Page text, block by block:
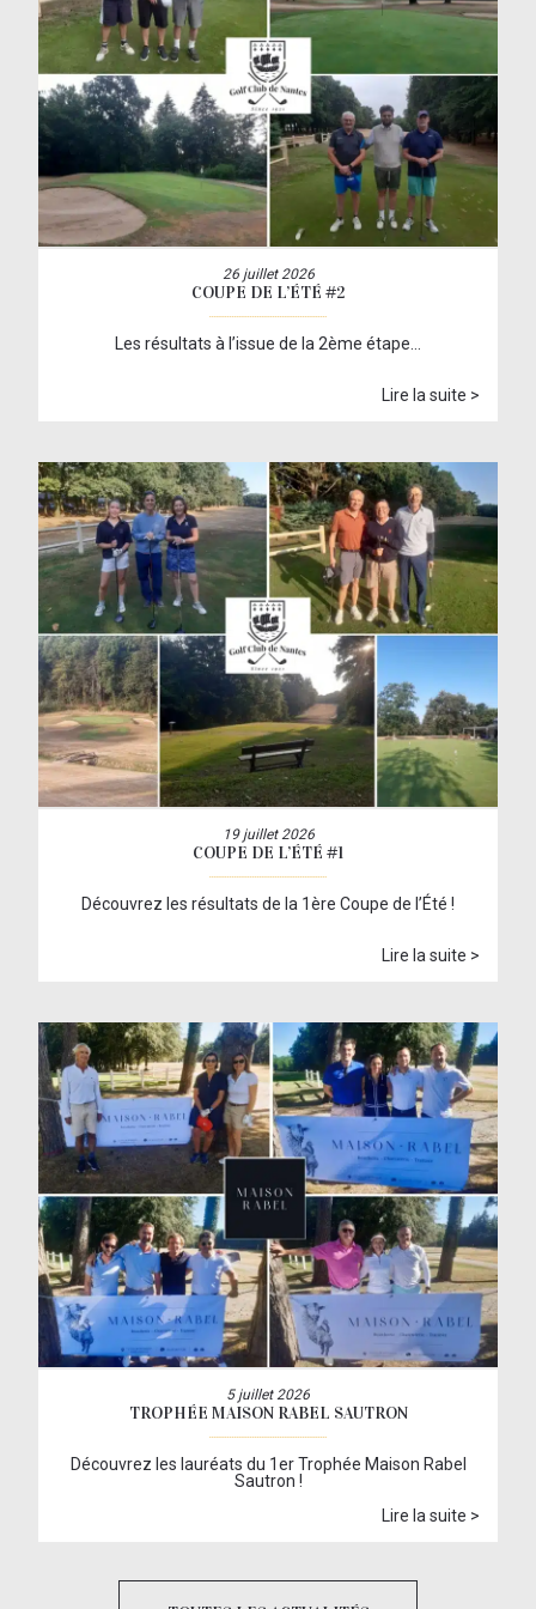
26 juillet 2026
COUPE DE L’ÉTÉ #2
Les résultats à l’issue de la 2ème étape…
Lire la suite >
19 juillet 2026
COUPE DE L’ÉTÉ #1
Découvrez les résultats de la 1ère Coupe de l’Été !
Lire la suite >
5 juillet 2026
TROPHÉE MAISON RABEL SAUTRON
Découvrez les lauréats du 1er Trophée Maison Rabel
Sautron !
Lire la suite >